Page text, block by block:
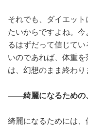
それでも、ダイエッ
たいからですよね。
るはずだって信じて
いのであれば、体重
は、幻想のまま終わり
――綺麗になるための
綺麗になるためには